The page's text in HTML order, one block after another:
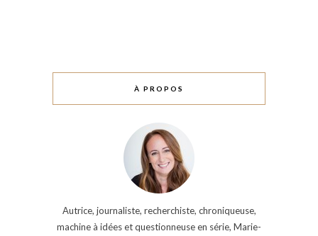
À PROPOS
Autrice, journaliste, recherchiste, chroniqueuse,
machine à idées et questionneuse en série, Marie-